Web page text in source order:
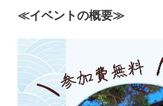
≪イベントの概要≫